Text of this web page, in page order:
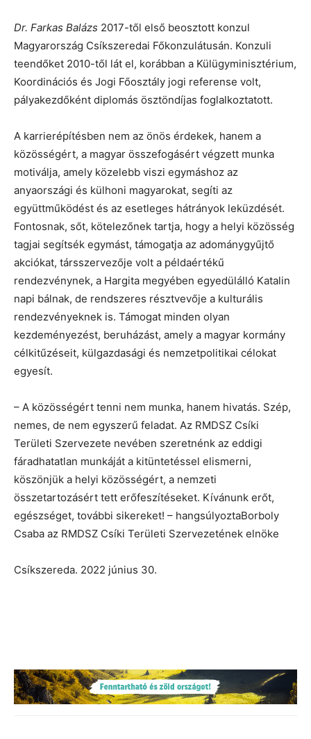
Dr. Farkas Balázs 2017-től első beosztott konzul
Magyarország Csíkszeredai Főkonzulátusán. Konzuli
teendőket 2010-től lát el, korábban a Külügyminisztérium,
Koordinációs és Jogi Főosztály jogi referense volt,
pályakezdőként diplomás ösztöndíjas foglalkoztatott.
A karrierépítésben nem az önös érdekek, hanem a
közösségért, a magyar összefogásért végzett munka
motiválja, amely közelebb viszi egymáshoz az
anyaországi és külhoni magyarokat, segíti az
együttműködést és az esetleges hátrányok leküzdését.
Fontosnak, sőt, kötelezőnek tartja, hogy a helyi közösség
tagjai segítsék egymást, támogatja az adománygyűjtő
akciókat, társszervezője volt a példaértékű
rendezvénynek, a Hargita megyében egyedülálló Katalin
napi bálnak, de rendszeres résztvevője a kulturális
rendezvényeknek is. Támogat minden olyan
kezdeményezést, beruházást, amely a magyar kormány
célkitűzéseit, külgazdasági és nemzetpolitikai célokat
egyesít.
– A közösségért tenni nem munka, hanem hivatás. Szép,
nemes, de nem egyszerű feladat. Az RMDSZ Csíki
Területi Szervezete nevében szeretnénk az eddigi
fáradhatatlan munkáját a kitüntetéssel elismerni,
köszönjük a helyi közösségért, a nemzeti
összetartozásért tett erőfeszítéseket. Kívánunk erőt,
egészséget, további sikereket! – hangsúlyoztaBorboly
Csaba az RMDSZ Csíki Területi Szervezetének elnöke
Csíkszereda. 2022 június 30.